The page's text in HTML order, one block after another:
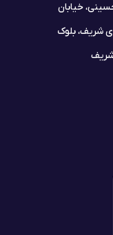
خیابان
نوآوری شریف، بلوک